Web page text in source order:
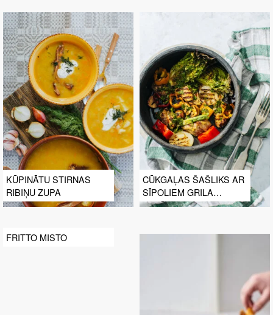
KŪPINĀTU STIRNAS
RIBIŅU ZUPA
CŪKGAĻAS ŠAŠLIKS AR
SĪPOLIEM GRILA
SALĀTOS
FRITTO MISTO